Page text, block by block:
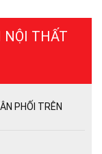
NỘI THẤT
PHỐI TRÊN